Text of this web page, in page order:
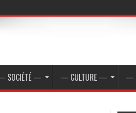
SOCIÉTÉ — — CULTURE — —